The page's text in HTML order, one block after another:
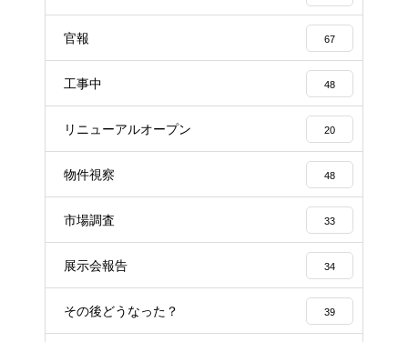
官報 67
工事中 48
リニューアルオープン 20
物件視察 48
市場調査 33
展示会報告 34
その後どうなった？ 39